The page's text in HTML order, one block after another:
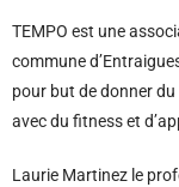
TEMPO est une
commune
pour but de donner
avec du fitness et
Laurie Martinez le